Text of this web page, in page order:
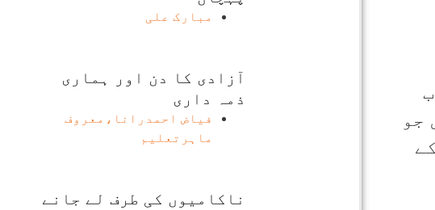
جو
مبارک علی
آزادی کا دن اور ہماری
ذمہ داری
فیاض احمدرانا،معروف
ماہرتعلیم
ناکامیوں کی طرف لے جانے